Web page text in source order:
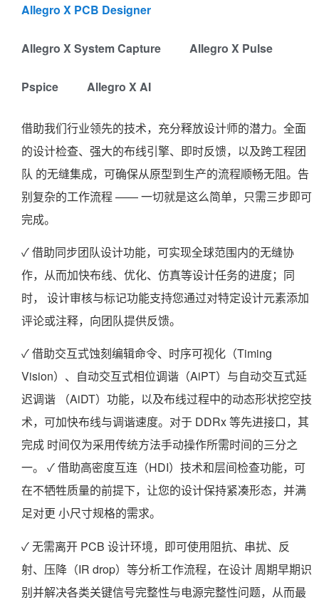
Allegro X PCB Designer
Allegro X System Capture Allegro X Pulse
Pspice Allegro X AI
借助我们行业领先的技术，充分释放设计师的潜力。全面
的设计检查、强大的布线引擎、即时反馈，以及跨工程团
队 的无缝集成，可确保从原型到生产的流程顺畅无阻。告
别复杂的工作流程 —— 一切就是这么简单，只需三步即可
完成。
✓ 借助同步团队设计功能，可实现全球范围内的无缝协
作，从而加快布线、优化、仿真等设计任务的进度；同
时， 设计审核与标记功能支持您通过对特定设计元素添加
评论或注释，向团队提供反馈。
✓ 借助交互式蚀刻编辑命令、时序可视化（Timing
Vision）、自动交互式相位调谐（AiPT）与自动交互式延
迟调谐 （AiDT）功能，以及布线过程中的动态形状挖空技
术，可加快布线与调谐速度。对于 DDRx 等先进接口，其
完成 时间仅为采用传统方法手动操作所需时间的三分之
一。 ✓ 借助高密度互连（HDI）技术和层间检查功能，可
在不牺牲质量的前提下，让您的设计保持紧凑形态，并满
足对更 小尺寸规格的需求。
✓ 无需离开 PCB 设计环境，即可使用阻抗、串扰、反
射、压降（IR drop）等分析工作流程，在设计 周期早期识
别并解决各类关键信号完整性与电源完整性问题，从而最